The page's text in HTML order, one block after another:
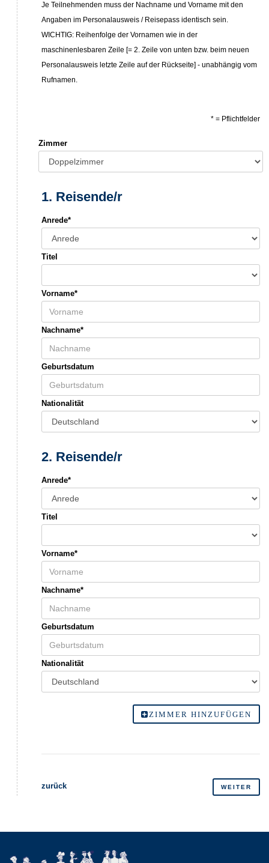
Je Teilnehmenden muss der Nachname und Vorname mit den
Angaben im Personalausweis / Reisepass identisch sein.
WICHTIG: Reihenfolge der Vornamen wie in der
maschinenlesbaren Zeile [= 2. Zeile von unten bzw. beim neuen
Personalausweis letzte Zeile auf der Rückseite] - unabhängig vom
Rufnamen.
* = Pflichtfelder
Zimmer
1. Reisende/r
Anrede*
Titel
Vorname*
Nachname*
Geburtsdatum
Nationalität
2. Reisende/r
Anrede*
Titel
Vorname*
Nachname*
Geburtsdatum
Nationalität
ZIMMER HINZUFÜGEN
zurück